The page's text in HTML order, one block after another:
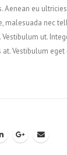
Aenean eu
malesuada nec
ut.
at. Vestibulum